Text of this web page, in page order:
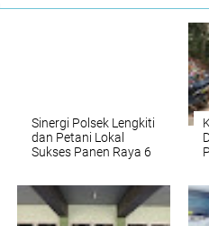
Sinergi Polsek Lengkiti
dan Petani Lokal
Sukses Panen Raya 6